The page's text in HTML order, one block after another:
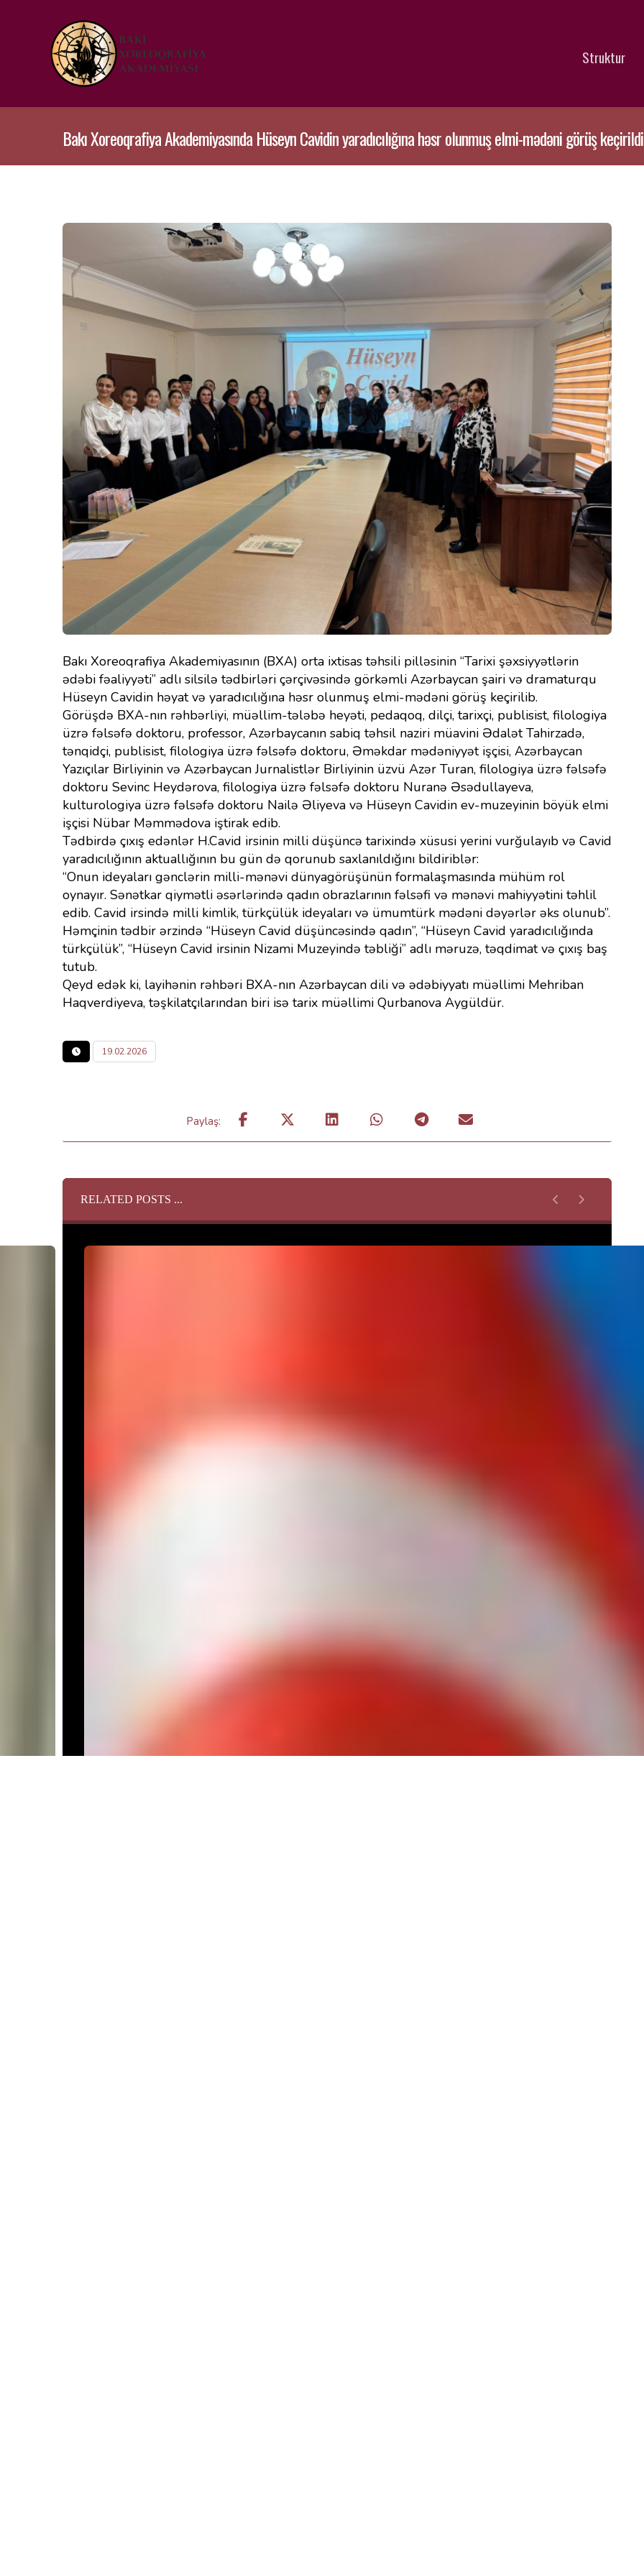
Struktur
Bakı Xoreoqrafiya Akademiyasında Hüseyn Cavidin yaradıcılığına həsr olunmuş elmi-mədəni görüş keçirildi
Bakı Xoreoqrafiya Akademiyasının (BXA) orta ixtisas təhsili pilləsinin “Tarixi şəxsiyyətlərin
ədəbi fəaliyyəti” adlı silsilə tədbirləri çərçivəsində görkəmli Azərbaycan şairi və dramaturqu
Hüseyn Cavidin həyat və yaradıcılığına həsr olunmuş elmi-mədəni görüş keçirilib.
Görüşdə BXA-nın rəhbərliyi, müəllim-tələbə heyəti, pedaqoq, dilçi, tarixçi, publisist, filologiya
üzrə fəlsəfə doktoru, professor, Azərbaycanın sabiq təhsil naziri müavini Ədalət Tahirzadə,
tənqidçi, publisist, filologiya üzrə fəlsəfə doktoru, Əməkdar mədəniyyət işçisi, Azərbaycan
Yazıçılar Birliyinin və Azərbaycan Jurnalistlər Birliyinin üzvü Azər Turan, filologiya üzrə fəlsəfə
doktoru Sevinc Heydərova, filologiya üzrə fəlsəfə doktoru Nuranə Əsədullayeva,
kulturologiya üzrə fəlsəfə doktoru Nailə Əliyeva və Hüseyn Cavidin ev-muzeyinin böyük elmi
işçisi Nübar Məmmədova iştirak edib.
Tədbirdə çıxış edənlər H.Cavid irsinin milli düşüncə tarixində xüsusi yerini vurğulayıb və Cavid
yaradıcılığının aktuallığının bu gün də qorunub saxlanıldığını bildiriblər:
“Onun ideyaları gənclərin milli-mənəvi dünyagörüşünün formalaşmasında mühüm rol
oynayır. Sənətkar qiymətli əsərlərində qadın obrazlarının fəlsəfi və mənəvi mahiyyətini təhlil
edib. Cavid irsində milli kimlik, türkçülük ideyaları və ümumtürk mədəni dəyərlər əks olunub”.
Həmçinin tədbir ərzində “Hüseyn Cavid düşüncəsində qadın”, “Hüseyn Cavid yaradıcılığında
türkçülük”, “Hüseyn Cavid irsinin Nizami Muzeyində təbliği” adlı məruzə, təqdimat və çıxış baş
tutub.
Qeyd edək ki, layihənin rəhbəri BXA-nın Azərbaycan dili və ədəbiyyatı müəllimi Mehriban
Haqverdiyeva, təşkilatçılarından biri isə tarix müəllimi Qurbanova Aygüldür.
19.02.2026
RELATED POSTS ...